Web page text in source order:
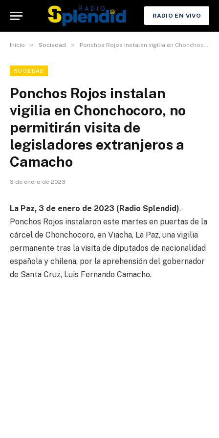
RADIO EN VIVO
Inicio » Sociedad » Ponchos Rojos instalan vigilia en Chonchocoro, no permitirán visita de legisladores extranjeros a Camacho
SOCIEDAD
Ponchos Rojos instalan
vigilia en Chonchocoro, no
permitirán visita de
legisladores extranjeros a
Camacho
3 de enero de 2023
La Paz, 3 de enero de 2023 (Radio Splendid).-
Ponchos Rojos instalaron este martes en puertas de la
cárcel de Chonchocoro, en Viacha, La Paz, una vigilia
permanente tras la visita de diputados de nacionalidad
española y chilena, por la aprehensión del gobernador
de Santa Cruz, Luis Fernando Camacho.